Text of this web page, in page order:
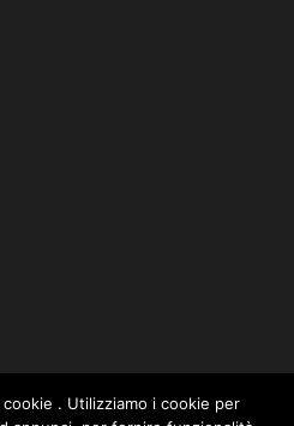
. Utilizziamo i cookie per